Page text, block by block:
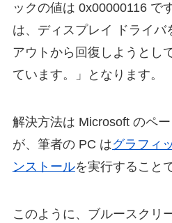
ックの値は 0x00000116 で
は、ディスプレイ ドライバ
アウトから回復しようとし
ています。」となります。
解決方法は Microsoft のペ
が、筆者の PC はグラフィ
ンストールを実行すること
このように、ブルースクリ